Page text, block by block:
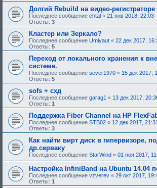
Долгий Rebuild на видео-регистраторе
Последнее сообщение chtal « 21 янв 2018, 22:03
Ответы: 3
Кластер или Зеркало?
Последнее сообщение Umlyaut « 22 дек 2017,
Ответы: 5
Переход от локального хранения к
системе.
Последнее сообщение sever1970 « 15 дек 2017,
Ответы: 5
sofs + схд
Последнее сообщение garag1 « 13 дек 2017,
Ответы: 1
Поддержка Fiber Channel на HP
Последнее сообщение STB02 « 12 дек 2017,
Ответы: 3
Как найти вирт диск в гипервизоре,
др.серваку
Последнее сообщение StarWind « 01 ноя 2017,
Настройка InfiniBand на Ubuntu 14.04
Последнее сообщение vzverev « 29 окт 2017,
Ответы: 1